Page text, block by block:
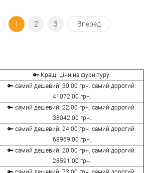
1 2 3 Вперед
🔑 Кращі ціни на фурнітуру:
🔑 самий дешевий: 30.00 грн. самий дорогий:
41072.00 грн.
🔑 самий дешевий: 22.00 грн. самий дорогий:
38042.00 грн.
🔑 самий дешевий: 24.00 грн. самий дорогий:
68969.00 грн.
🔑 самий дешевий: 20.00 грн. самий дорогий:
28591.00 грн.